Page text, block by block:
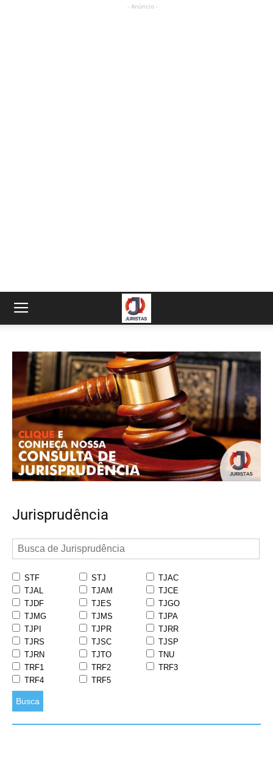
- Anúncio -
Jurisprudência
STF STJ
TJAC
TJAL
TJAM
TJCE
TJDF
TJES
TJGO
TJMG
TJMS
TJPA
TJPI
TJPR
TJRR
TJRS
TJSC
TJSP
TJRN
TJTO
TNU
TRF1
TRF2
TRF3
TRF4
TRF5
Busca